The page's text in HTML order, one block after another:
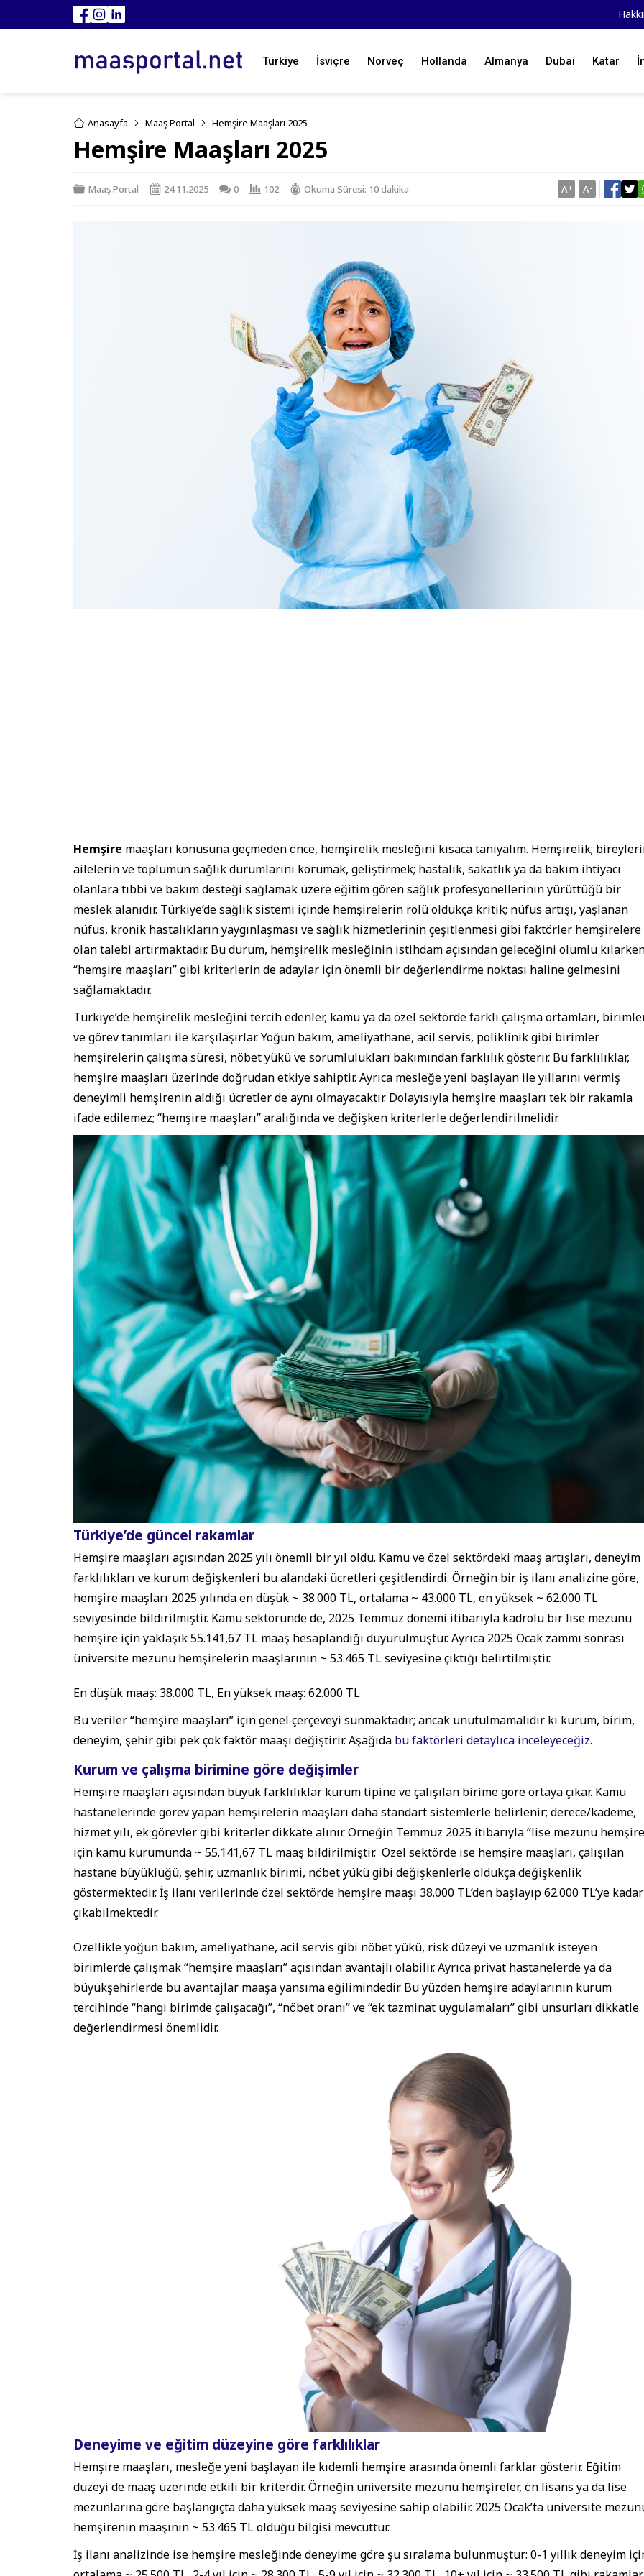
Türkiye İsviçre Norveç Hollanda Almanya Dubai Katar
Anasayfa Maaş Portal Hemşire Maaşları 2025
Hemşire Maaşları 2025
Maaş Portal 24.11.2025 0 102 Okuma Süresi: 10 dakika A+ A-
Hemşire maaşları konusuna geçmeden önce, hemşirelik mesleğini kısaca tanıyalım. Hemşirelik;
ailelerin ve toplumun sağlık durumlarını korumak, geliştirmek; hastalık, sakatlık ya da bakım ihtiyacı
olanlara tıbbi ve bakım desteği sağlamak üzere eğitim gören sağlık profesyonellerinin yürüttüğü bir
meslek alanıdır. Türkiye’de sağlık sistemi içinde hemşirelerin rolü oldukça kritik; nüfus artışı, yaşlanan
nüfus, kronik hastalıkların yaygınlaşması ve sağlık hizmetlerinin çeşitlenmesi gibi faktörler hemşirelere
olan talebi artırmaktadır. Bu durum, hemşirelik mesleğinin istihdam açısından geleceğini olumlu
“hemşire maaşları” gibi kriterlerin de adaylar için önemli bir değerlendirme noktası haline gelmesini
sağlamaktadır.
Türkiye’de hemşirelik mesleğini tercih edenler, kamu ya da özel sektörde farklı çalışma ortamları,
ve görev tanımları ile karşılaşırlar. Yoğun bakım, ameliyathane, acil servis, poliklinik gibi birimler
hemşirelerin çalışma süresi, nöbet yükü ve sorumlulukları bakımından farklılık gösterir. Bu farklılıklar,
hemşire maaşları üzerinde doğrudan etkiye sahiptir. Ayrıca mesleğe yeni başlayan ile yıllarını vermiş
deneyimli hemşirenin aldığı ücretler de aynı olmayacaktır. Dolayısıyla hemşire maaşları tek bir rakamla
ifade edilemez; “hemşire maaşları” aralığında ve değişken kriterlerle değerlendirilmelidir.
Türkiye’de güncel rakamlar
Hemşire maaşları açısından 2025 yılı önemli bir yıl oldu. Kamu ve özel sektördeki maaş artışları, deneyim
farklılıkları ve kurum değişkenleri bu alandaki ücretleri çeşitlendirdi. Örneğin bir iş ilanı analizine göre,
hemşire maaşları 2025 yılında en düşük ~ 38.000 TL, ortalama ~ 43.000 TL, en yüksek ~ 62.000 TL
seviyesinde bildirilmiştir. Kamu sektöründe de, 2025 Temmuz dönemi itibarıyla kadrolu bir lise mezunu
hemşire için yaklaşık 55.141,67 TL maaş hesaplandığı duyurulmuştur. Ayrıca 2025 Ocak zammı sonrası
üniversite mezunu hemşirelerin maaşlarının ~ 53.465 TL seviyesine çıktığı belirtilmiştir.
En düşük maaş: 38.000 TL, En yüksek maaş: 62.000 TL
Bu veriler “hemşire maaşları” için genel çerçeveyi sunmaktadır; ancak unutulmamalıdır ki kurum, birim,
deneyim, şehir gibi pek çok faktör maaşı değiştirir. Aşağıda bu faktörleri detaylıca inceleyeceğiz.
Kurum ve çalışma birimine göre değişimler
Hemşire maaşları açısından büyük farklılıklar kurum tipine ve çalışılan birime göre ortaya çıkar. Kamu
hastanelerinde görev yapan hemşirelerin maaşları daha standart sistemlerle belirlenir; derece/kademe,
hizmet yılı, ek görevler gibi kriterler dikkate alınır. Örneğin Temmuz 2025 itibarıyla “lise mezunu
için kamu kurumunda ~ 55.141,67 TL maaş bildirilmiştir. Özel sektörde ise hemşire maaşları, çalışılan
hastane büyüklüğü, şehir, uzmanlık birimi, nöbet yükü gibi değişkenlerle oldukça değişkenlik
göstermektedir. İş ilanı verilerinde özel sektörde hemşire maaşı 38.000 TL’den başlayıp 62.000 TL’ye kadar
çıkabilmektedir.
Özellikle yoğun bakım, ameliyathane, acil servis gibi nöbet yükü, risk düzeyi ve uzmanlık isteyen
birimlerde çalışmak “hemşire maaşları” açısından avantajlı olabilir. Ayrıca privat hastanelerde ya da
büyükşehirlerde bu avantajlar maaşa yansıma eğilimindedir. Bu yüzden hemşire adaylarının kurum
tercihinde “hangi birimde çalışacağı”, “nöbet oranı” ve “ek tazminat uygulamaları” gibi unsurları dikkatle
değerlendirmesi önemlidir.
Deneyime ve eğitim düzeyine göre farklılıklar
Hemşire maaşları, mesleğe yeni başlayan ile kıdemli hemşire arasında önemli farklar gösterir. Eğitim
düzeyi de maaş üzerinde etkili bir kriterdir. Örneğin üniversite mezunu hemşireler, ön lisans ya da lise
mezunlarına göre başlangıçta daha yüksek maaş seviyesine sahip olabilir. 2025 Ocak’ta üniversite
hemşirenin maaşının ~ 53.465 TL olduğu bilgisi mevcuttur.
İş ilanı analizinde ise hemşire mesleğinde deneyime göre şu sıralama bulunmuştur: 0-1 yıllık deneyim